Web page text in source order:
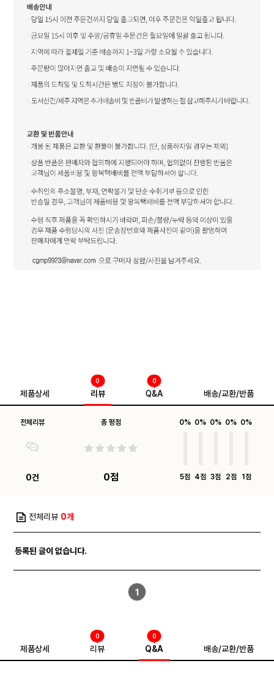
제품상세 리뷰
0
Q&A
0
배송/교환/반품
전체리뷰
0건
총 평점
0점
0%
5점
0%
4점
0%
3점
0%
2점
0%
1점
전체리뷰 0개
등록된 글이 없습니다.
1
제품상세 리뷰
0
Q&A
0
배송/교환/반품